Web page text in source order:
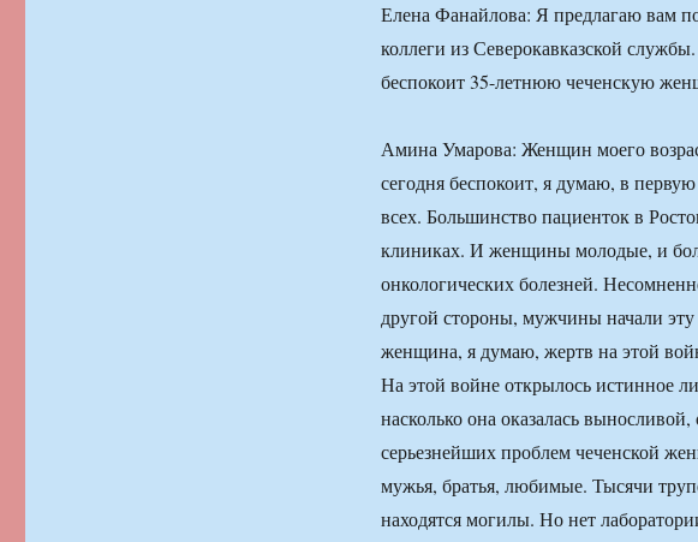
Елена Фанайлова: Я предлагаю вам
коллеги из Северокавказской
беспокоит 35-летнюю чеченскую
Амина Умарова: Женщин моего
сегодня беспокоит, я думаю, в
всех. Большинство пациенток в
клиниках. И женщины молодые, и
онкологических болезней.
другой стороны, мужчины начали
женщина, я думаю, жертв на этой
На этой войне открылось истинное
насколько она оказалась
серьезнейших проблем чеченской
мужья, братья, любимые. Тысячи
находятся могилы. Но нет